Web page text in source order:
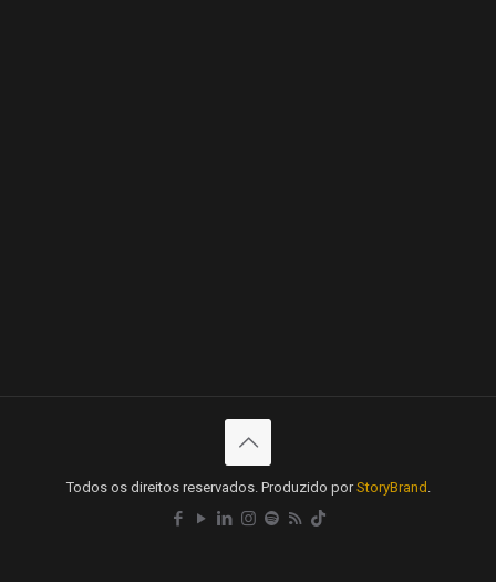
Todos os direitos reservados. Produzido porStoryBrand .